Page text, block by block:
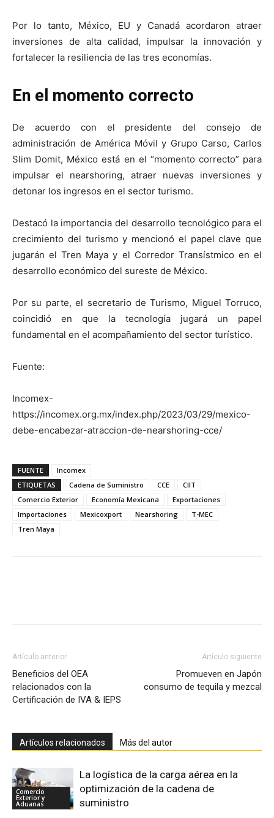
Por lo tanto, México, EU y Canadá acordaron atraer
inversiones de alta calidad, impulsar la innovación y
fortalecer la resiliencia de las tres economías.
En el momento correcto
De acuerdo con el presidente del consejo de
administración de América Móvil y Grupo Carso, Carlos
Slim Domit, México está en el “momento correcto” para
impulsar el nearshoring, atraer nuevas inversiones y
detonar los ingresos en el sector turismo.
Destacó la importancia del desarrollo tecnológico para el
crecimiento del turismo y mencionó el papel clave que
jugarán el Tren Maya y el Corredor Transístmico en el
desarrollo económico del sureste de México.
Por su parte, el secretario de Turismo, Miguel Torruco,
coincidió en que la tecnología jugará un papel
fundamental en el acompañamiento del sector turístico.
Fuente:
Incomex-
https://incomex.org.mx/index.php/2023/03/29/mexico-
debe-encabezar-atraccion-de-nearshoring-cce/
FUENTE
Incomex
ETIQUETAS
Cadena de Suministro CCE
CIIT
Comercio Exterior
Economía Mexicana
Exportaciones
Importaciones
Mexicoxport Nearshoring
T-MEC
Tren Maya
Artículo anterior
Beneficios del OEA
relacionados con la
Certificación de IVA & IEPS
Artículo siguiente
Promueven en Japón
consumo de tequila y mezcal
Artículos relacionados Más del autor
Comercio
Exterior y
Aduanas
La logística de la carga aérea en la
optimización de la cadena de
suministro